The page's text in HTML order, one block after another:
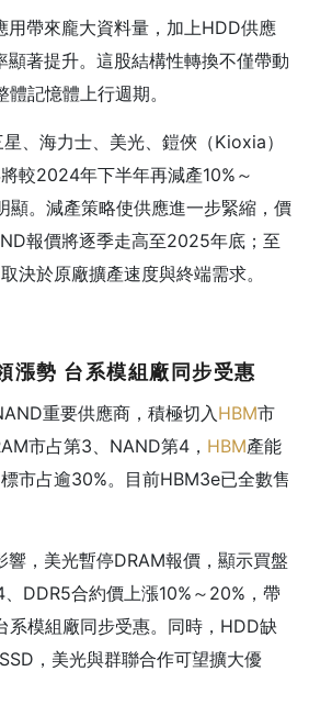
用帶來龐大資料量，加上HDD供應
著提升。這股結構性轉換不僅帶動
記憶體上行週期。
、海力士、美光、鎧俠（Kioxia）
較2024年下半年再減產10%～
顯。減產策略使供應進一步緊縮，價
報價將逐季走高至2025年底；至
決於原廠擴產速度與終端需求。
漲勢 台系模組廠同步受惠
重要供應商，積極切入 HBM市
市占第3、NAND第4， HBM產能
市占逾30%。目前HBM3e已全數售
響，美光暫停DRAM報價，顯示買盤
DDR5合約價上漲10%～20%，帶
系模組廠同步受惠。同時，HDD缺
，美光與群聯合作可望擴大優